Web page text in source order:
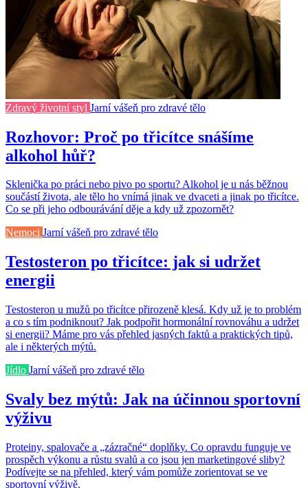
Zdravý životní styl Jarní vášeň pro zdravé tělo
Rozhovor: Proč po třicítce snášíme
alkohol hůř?
Sklenička po práci nebo pivo po sportu? Alkohol je u nás běžnou
součástí života, ale tělo ho vnímá jinak ve dvaceti a jinak po třicítce.
Co se při jeho odbourávání děje a kdy už zpozornět?
Nemoci Jarní vášeň pro zdravé tělo
Testosteron po třicítce: jak si udržet
energii
Testosteron u mužů po třicítce přirozeně klesá. Kdy už je to problém
a co s tím podniknout? Jak podpořit hormonální rovnováhu a udržet
si energii? Máme pro vás přehled jasných faktů a praktických tipů,
ale i některých mýtů.
Jídlo Jarní vášeň pro zdravé tělo
Svaly bez mýtů: Jak na účinnou sportovní
výživu
Proteiny, spalovače a „zázračné“ doplňky. Co opravdu funguje ve
prospěch výkonu a růstu svalů a co jsou jen marketingové sliby?
Podívejte se na přehled, který vám pomůže zorientovat se ve
sportovní výživě.